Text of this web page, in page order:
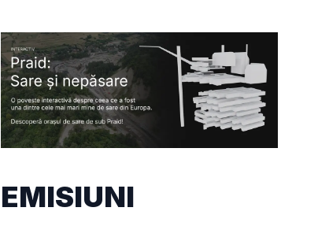
EMISIUNI